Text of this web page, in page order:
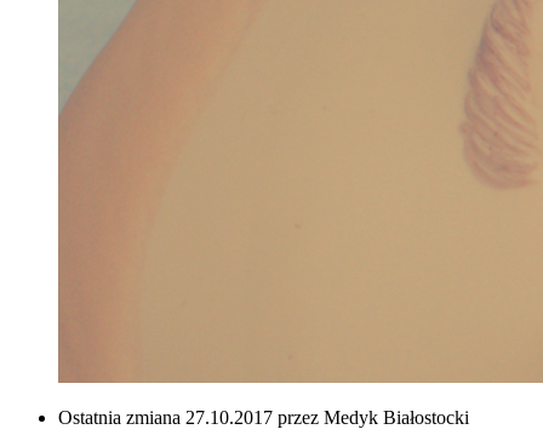
Ostatnia zmiana 27.10.2017 przez Medyk Białostocki